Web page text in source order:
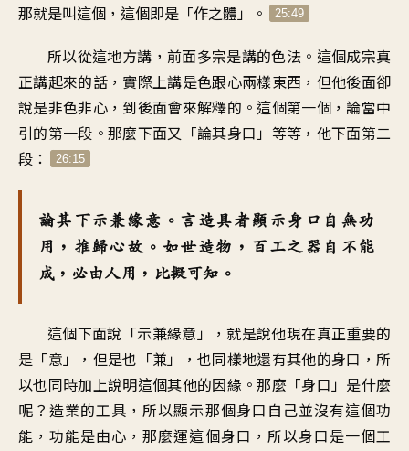
那就是叫這個，這個即是「作之體」。
25:49
所以從這地方講，前面多宗是講的色法。這個成宗真
正講起來的話，實際上講是色跟心兩樣東西，但他後面卻
說是非色非心，到後面會來解釋的。這個第一個，論當中
引的第一段。那麼下面又「論其身口」等等，他下面第二
段：
26:15
論其下示兼緣意。言造具者顯示身口自無功
用，推歸心故。如世造物，百工之器自不能
成，必由人用，比擬可知。
這個下面說「示兼緣意」，就是說他現在真正重要的
是「意」，但是也「兼」，也同樣地還有其他的身口，所
以也同時加上說明這個其他的因緣。那麼「身口」是什麼
呢？造業的工具，所以顯示那個身口自己並沒有這個功
能，功能是由心，那麼運這個身口，所以身口是一個工